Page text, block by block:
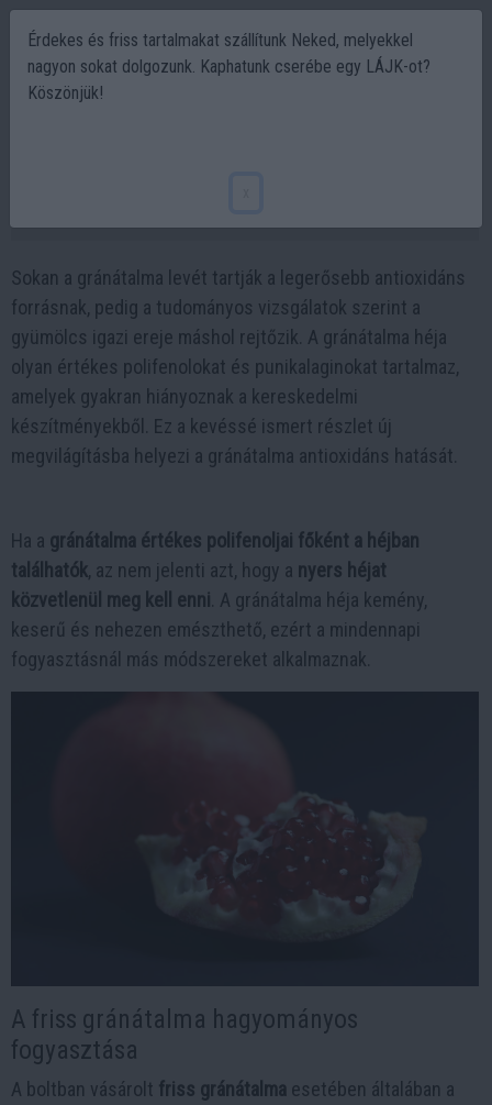
Sokan a gránátalma levét tartják a legerősebb antioxidáns
forrásnak, pedig a tudományos vizsgálatok szerint a
gyümölcs igazi ereje máshol rejtőzik. A gránátalma héja
olyan értékes polifenolokat és punikalaginokat tartalmaz,
amelyek gyakran hiányoznak a kereskedelmi
készítményekből. Ez a kevéssé ismert részlet új
megvilágításba helyezi a gránátalma antioxidáns hatását.
Ha a gránátalma értékes polifenoljai főként a héjban
találhatók, az nem jelenti azt, hogy a nyers héjat
közvetlenül meg kell enni
. A gránátalma héja kemény,
keserű és nehezen emészthető, ezért a mindennapi
fogyasztásnál más módszereket alkalmaznak.
A friss gránátalma hagyományos
fogyasztása
A boltban vásárolt friss gránátalma esetében általában a
Érdekes és friss tartalmakat szállítunk Neked, melyekkel
nagyon sokat dolgozunk. Kaphatunk cserébe egy LÁJK-ot?
Köszönjük!